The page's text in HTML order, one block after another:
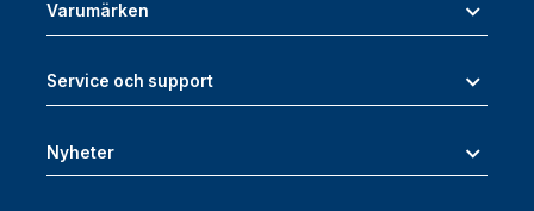
Varumärken
Service och support
Nyheter